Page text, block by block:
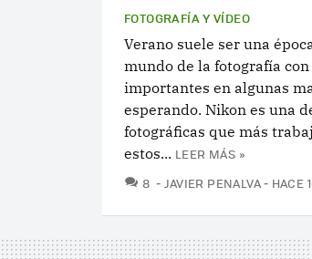
FOTOGRAFÍA Y VÍDEO
Verano suele ser una
mundo de la fotografía
importantes en algunas
esperando. Nikon es una
fotográficas que más
estos... LEER MÁS »
8 COMENTARIOS
JAVIER PENALVA HACE